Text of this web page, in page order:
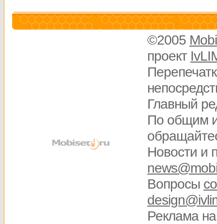
©2005
проект
Главный
По общим
Новости и
Вопросы
Реклама